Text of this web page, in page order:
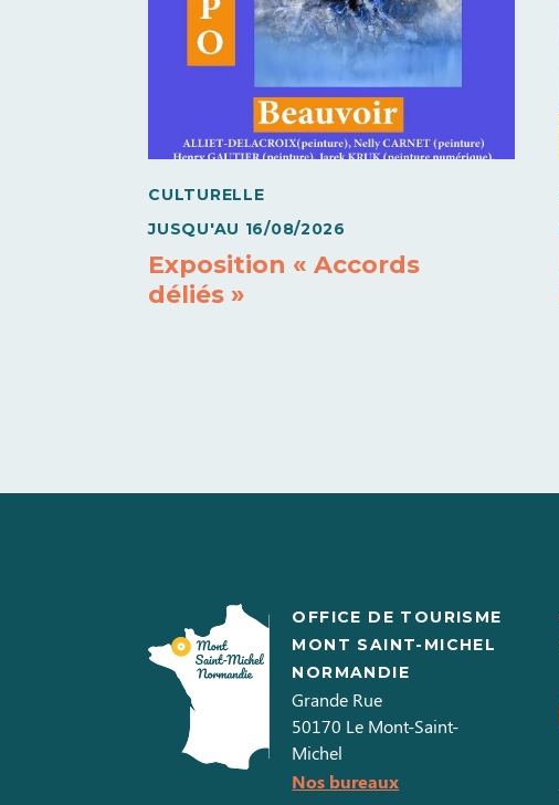
CULTURELLE
JUSQU'AU 16/08/2026
Exposition « Accords
déliés »
OFFICE DE TOURISME
MONT SAINT-MICHEL
NORMANDIE
Grande Rue
50170 Le Mont-Saint-
Michel
Nos bureaux